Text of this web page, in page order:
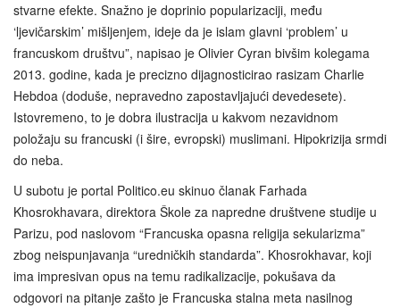
stvarne efekte. Snažno je doprinio popularizaciji, među
‘ljevičarskim’ mišljenjem, ideje da je islam glavni ‘problem’ u
francuskom društvu”, napisao je Olivier Cyran bivšim kolegama
2013. godine, kada je precizno dijagnosticirao rasizam Charlie
Hebdoa (doduše, nepravedno zapostavljajući devedesete).
Istovremeno, to je dobra ilustracija u kakvom nezavidnom
položaju su francuski (i šire, evropski) muslimani. Hipokrizija srmdi
do neba.
U subotu je portal Politico.eu skinuo članak Farhada
Khosrokhavara, direktora Škole za napredne društvene studije u
Parizu, pod naslovom “Francuska opasna religija sekularizma”
zbog neispunjavanja “uredničkih standarda”. Khosrokhavar, koji
ima impresivan opus na temu radikalizacije, pokušava da
odgovori na pitanje zašto je Francuska stalna meta nasilnog